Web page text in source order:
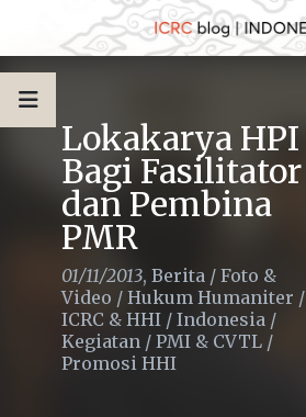
Lokakarya HPI
Bagi Fasilitator
dan Pembina
PMR
01/11/2013, Berita / Foto &
Video / Hukum Humaniter /
ICRC & HHI / Indonesia /
Kegiatan / PMI & CVTL /
Promosi HHI